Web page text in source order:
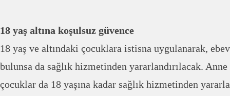
18 yaş altına koşulsuz güvence
18 yaş ve altındaki çocuklara istisna uygulanarak,
bulunsa da sağlık hizmetinden yararlandırılacak.
çocuklar da 18 yaşına kadar sağlık hizmetinden